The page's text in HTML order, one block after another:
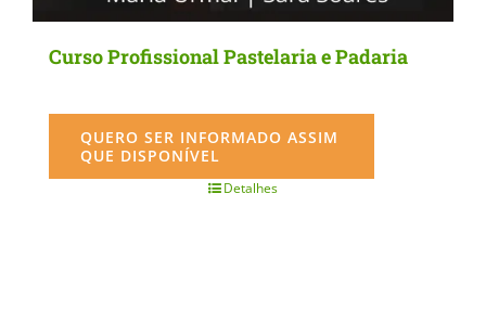
Curso Profissional Pastelaria e Padaria
QUERO SER INFORMADO ASSIM
QUE DISPONÍVEL
Detalhes